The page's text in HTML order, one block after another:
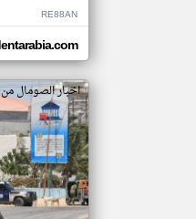
RE88AN
اخبار الصومال